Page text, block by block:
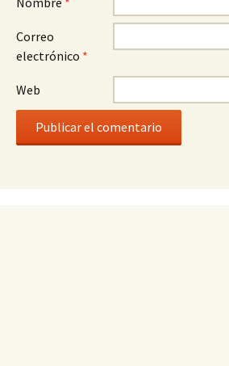
Correo
electrónico *
Web